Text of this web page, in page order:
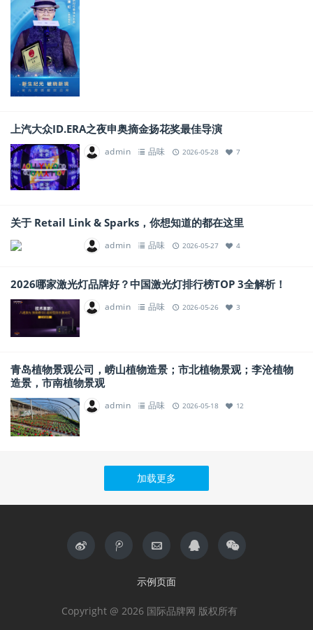
上汽大众ID.ERA之夜申奥摘金扬花奖最佳导演
admin 品味 2026-05-28 7
关于 Retail Link & Sparks，你想知道的都在这里
admin 品味 2026-05-27 4
2026哪家激光灯品牌好？中国激光灯排行榜TOP 3全解析！
admin 品味 2026-05-26 3
青岛植物景观公司，崂山植物造景；市北植物景观；李沧植物
造景，市南植物景观
admin 品味 2026-05-18 12
加载更多
示例页面
Copyright @ 2026 国际品牌网 版权所有